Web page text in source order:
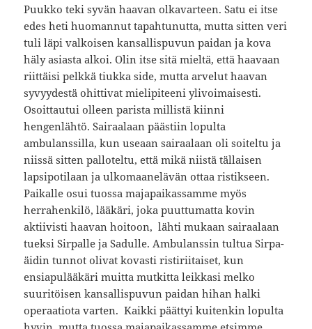
Puukko teki syvän haavan olkavarteen. Satu ei itse
edes heti huomannut tapahtunutta, mutta sitten veri
tuli läpi valkoisen kansallispuvun paidan ja kova
häly asiasta alkoi. Olin itse sitä mieltä, että haavaan
riittäisi pelkkä tiukka side, mutta arvelut haavan
syvyydestä ohittivat mielipiteeni ylivoimaisesti.
Osoittautui olleen parista millistä kiinni
hengenlähtö. Sairaalaan päästiin lopulta
ambulanssilla, kun useaan sairaalaan oli soiteltu ja
niissä sitten palloteltu, että mikä niistä tällaisen
lapsipotilaan ja ulkomaanelävän ottaa ristikseen.
Paikalle osui tuossa majapaikassamme myös
herrahenkilö, lääkäri, joka puuttumatta kovin
aktiivisti haavan hoitoon, lähti mukaan sairaalaan
tueksi Sirpalle ja Sadulle. Ambulanssin tultua Sirpa-
äidin tunnot olivat kovasti ristiriitaiset, kun
ensiapulääkäri muitta mutkitta leikkasi melko
suuritöisen kansallispuvun paidan hihan halki
operaatiota varten. Kaikki päättyi kuitenkin lopulta